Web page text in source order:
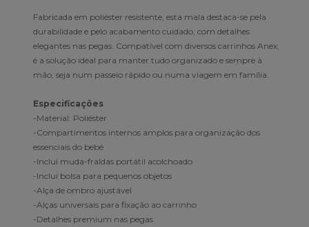
Fabricada em poliéster resistente, esta mala destaca-se pela
durabilidade e pelo acabamento cuidado, com detalhes
elegantes nas pegas. Compatível com diversos carrinhos Anex,
é a solução ideal para manter tudo organizado e sempre à
mão, seja num passeio rápido ou numa viagem em família.
Especificações
-Material: Poliéster
-Compartimentos internos amplos para organização dos
essenciais do bebé
-Inclui muda-fraldas portátil acolchoado
-Inclui bolsa para pequenos objetos
-Alça de ombro ajustável
-Alças universais para fixação ao carrinho
-Detalhes premium nas pegas